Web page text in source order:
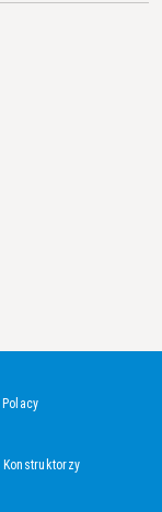
Polacy
Konstruktorzy